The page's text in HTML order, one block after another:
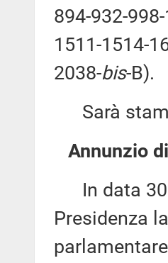
894-932-
1511-1514-
2038-bis-B).
Sarà
Annunzio
In data 30
Presidenza